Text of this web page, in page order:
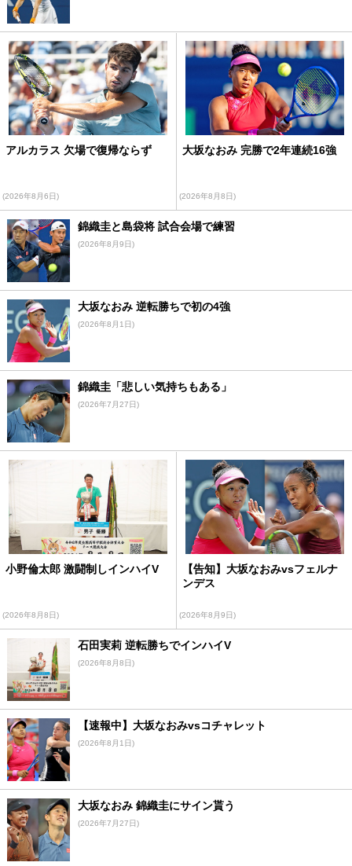
アルカラス 欠場で復帰ならず
(2026年8月6日)
大坂なおみ 完勝で2年連続16強
(2026年8月8日)
錦織圭と島袋将 試合会場で練習
(2026年8月9日)
大坂なおみ 逆転勝ちで初の4強
(2026年8月1日)
錦織圭「悲しい気持ちもある」
(2026年7月27日)
小野倫太郎 激闘制しインハイV
(2026年8月8日)
【告知】大坂なおみvsフェルナ
ンデス
(2026年8月9日)
石田実莉 逆転勝ちでインハイV
(2026年8月8日)
【速報中】大坂なおみvsコチャレット
(2026年8月1日)
大坂なおみ 錦織圭にサイン貰う
(2026年7月27日)